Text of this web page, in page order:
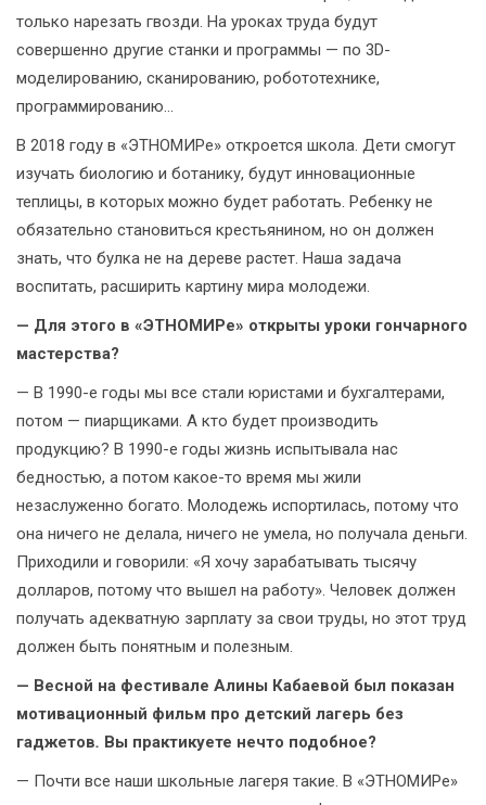
только нарезать гвозди. На уроках труда будут
совершенно другие станки и программы — по 3D-
моделированию, сканированию, робототехнике,
программированию...
В 2018 году в «ЭТНОМИРе» откроется школа. Дети смогут
изучать биологию и ботанику, будут инновационные
теплицы, в которых можно будет работать. Ребенку не
обязательно становиться крестьянином, но он должен
знать, что булка не на дереве растет. Наша задача
воспитать, расширить картину мира молодежи.
— Для этого в «ЭТНОМИРе» открыты уроки гончарного
мастерства?
— В 1990-е годы мы все стали юристами и бухгалтерами,
потом — пиарщиками. А кто будет производить
продукцию? В 1990-е годы жизнь испытывала нас
бедностью, а потом какое-то время мы жили
незаслуженно богато. Молодежь испортилась, потому что
она ничего не делала, ничего не умела, но получала деньги.
Приходили и говорили: «Я хочу зарабатывать тысячу
долларов, потому что вышел на работу». Человек должен
получать адекватную зарплату за свои труды, но этот труд
должен быть понятным и полезным.
— Весной на фестивале Алины Кабаевой был показан
мотивационный фильм про детский лагерь без
гаджетов. Вы практикуете нечто подобное?
— Почти все наши школьные лагеря такие. В «ЭТНОМИРе»